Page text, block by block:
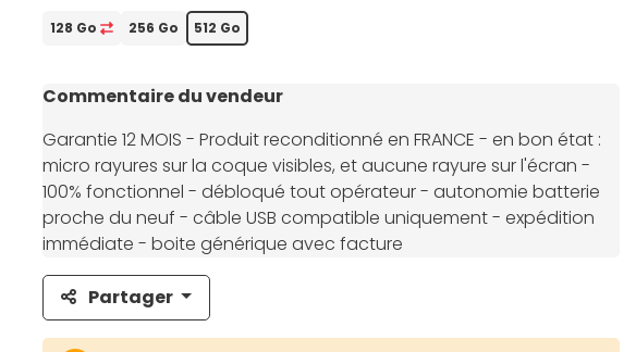
128 Go 256 Go 512 Go
Commentaire du vendeur
Garantie 12 MOIS - Produit reconditionné en FRANCE - en bon état :
micro rayures sur la coque visibles, et aucune rayure sur l'écran -
100% fonctionnel - débloqué tout opérateur - autonomie batterie
proche du neuf - câble USB compatible uniquement - expédition
immédiate - boite générique avec facture
Partager